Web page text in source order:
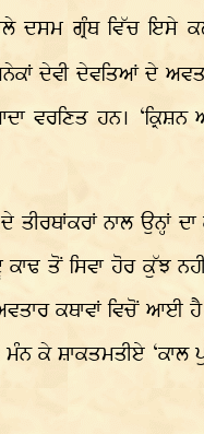
ਦਸਮ ਗ੍ਰੰਥ ਵਿੱਚ ਇਸੇ
ਦੇਵੀ ਦੇਵਤਿਆਂ ਦੇ
ਹਨ। ‘ਕ੍ਰਿਸ਼ਨ
ਨਾਲ ਉਨ੍ਹਾਂ
ਕਾਢ ਤੋਂ ਸਿਵਾ ਹੋਰ ਕੁੱਝ
ਕਥਾਵਾਂ ਵਿਚੋਂ ਆਈ
ਮੰਨ ਕੇ ਸ਼ਾਕਤਮਤੀਏ